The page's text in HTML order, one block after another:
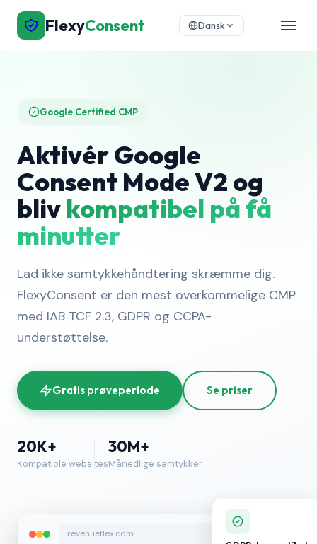
FlexyConsent Dansk
Google Certified CMP
Aktivér Google
Consent Mode V2 og
bliv kompatibel på få
minutter
Lad ikke samtykkehåndtering skræmme dig.
FlexyConsent er den mest overkommelige CMP
med IAB TCF 2.3, GDPR og CCPA-
understøttelse.
Gratis prøveperiode Se priser
20K+
Kompatible websites
30M+
Månedlige samtykker
revenueflex.com